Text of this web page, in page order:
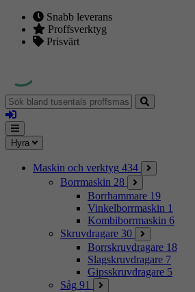
Snabb leverans
Proffsverktyg
Prisvärt
Sök
bland
tusentals
proffsmaskiner
Logga
in
Mina
sidor
Meny
Hyra
Maskin och verktyg 434
Borrmaskin 28
Borrhammare 19
Vinkelborrmaskin 1
Kombiborrmaskin 6
Skruvdragare 30
Borrskruvdragare 18
Slagskruvdragare 7
Gipsskruvdragare 5
Såg 91